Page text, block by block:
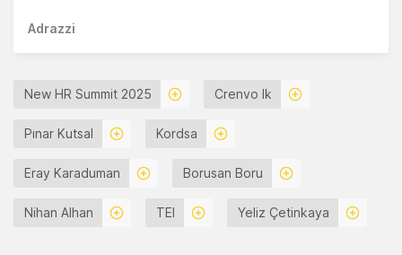
Adrazzi
New HR Summit 2025 Crenvo Ik
Pınar Kutsal Kordsa
Eray Karaduman Borusan Boru
Nihan Alhan TEI Yeliz Çetinkaya